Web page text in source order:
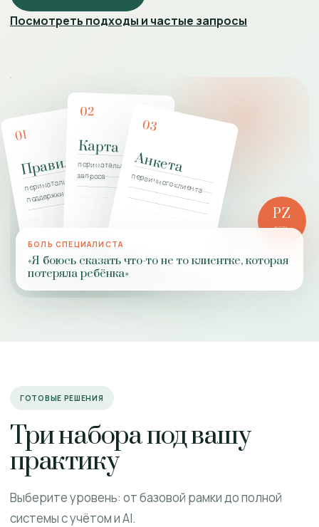
Посмотреть подходы и частые запросы
01
Правила
перинатальной
поддержки
02
Карта
перинатального
запроса
03
Анкета
первичного клиента
PZ
РОЛЬ
БОЛЬ СПЕЦИАЛИСТА
«Я боюсь сказать что-то не то клиентке, которая
потеряла ребёнка»
ГОТОВЫЕ РЕШЕНИЯ
Три набора под вашу
практику
Выберите уровень: от базовой рамки до полной
системы с учётом и AI.